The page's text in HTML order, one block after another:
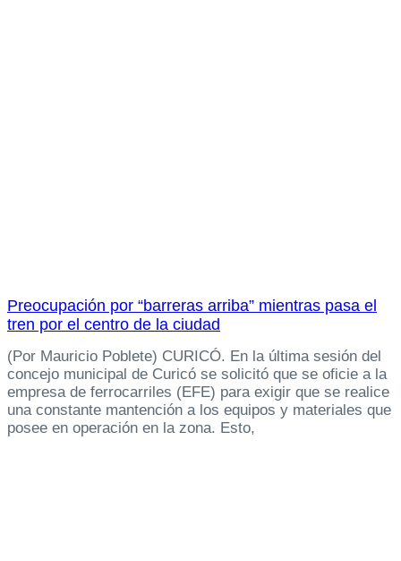
Preocupación por “barreras arriba” mientras pasa el
tren por el centro de la ciudad
(Por Mauricio Poblete) CURICÓ. En la última sesión del
concejo municipal de Curicó se solicitó que se oficie a la
empresa de ferrocarriles (EFE) para exigir que se realice
una constante mantención a los equipos y materiales que
posee en operación en la zona. Esto,